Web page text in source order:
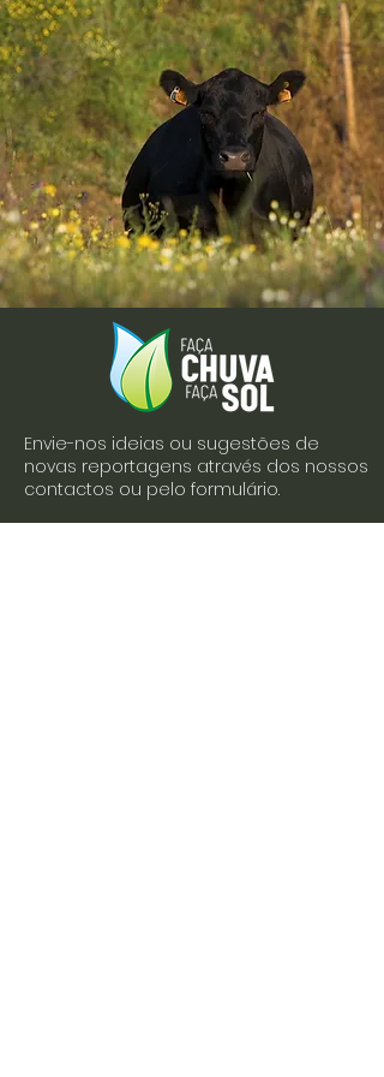
Envie-nos ideias ou sugestões de
novas reportagens através dos nossos
contactos ou pelo formulário.